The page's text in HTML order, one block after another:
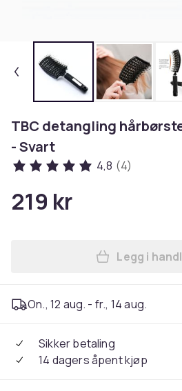
TBC detangling
- Svart
4,8 (4)
219 kr
Legg i
On., 12 aug. - fr., 14 aug.
Sikker betaling
14 dagers åpent kjøp